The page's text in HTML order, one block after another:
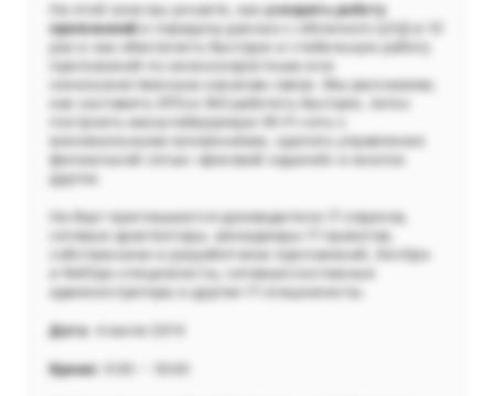
На этой зоне вы узнаете, какускорить работу
приложений
и передачу данных с облачного ЦОД в 10
раз и как обеспечить быструю и стабильную работу
приложений по низкоскоростным или
низкокачественным каналам связи. Мы расскажем,
как заставить Office 365 работать быстрее, легко
построить масштабируемую Wi-Fi-сеть с
минимальными вложениями, сделать управление
филиальной сетью «фоновой задачей» и многое
другое.
На борт приглашаются руководители IT-отделов,
сетевые архитекторы, менеджеры IT-проектов,
собственники и разработчики приложений, DevOps-
и NetOps-специалисты, сетевые/системные
администраторы и другие IT-специалисты.
Дата: 4 июля 2019
Время: